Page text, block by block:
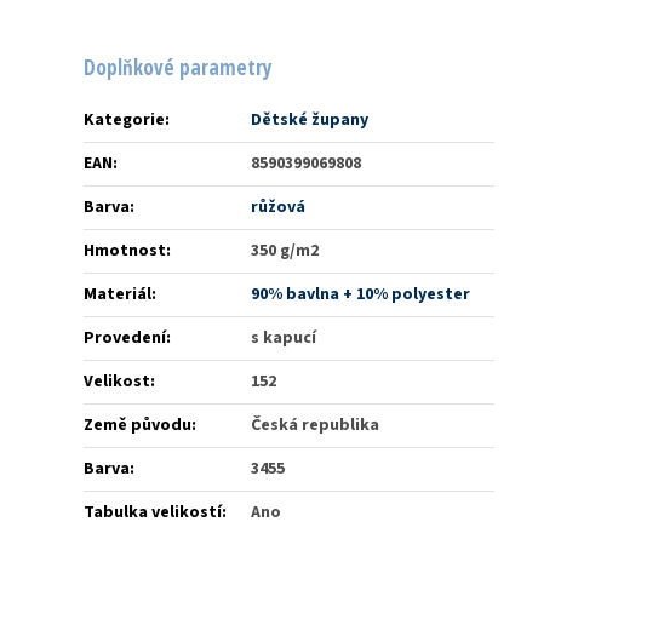
Doplňkové parametry
Kategorie:
Dětské župany
EAN:
8590399069808
Barva:
růžová
Hmotnost:
350 g/m2
Materiál:
90% bavlna + 10% polyester
Provedení:
s kapucí
Velikost:
152
Země původu:
Česká republika
Barva:
3455
Tabulka velikostí: Ano